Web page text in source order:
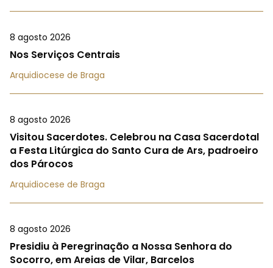
8 agosto 2026
Nos Serviços Centrais
Arquidiocese de Braga
8 agosto 2026
Visitou Sacerdotes. Celebrou na Casa Sacerdotal
a Festa Litúrgica do Santo Cura de Ars, padroeiro
dos Párocos
Arquidiocese de Braga
8 agosto 2026
Presidiu à Peregrinação a Nossa Senhora do
Socorro, em Areias de Vilar, Barcelos